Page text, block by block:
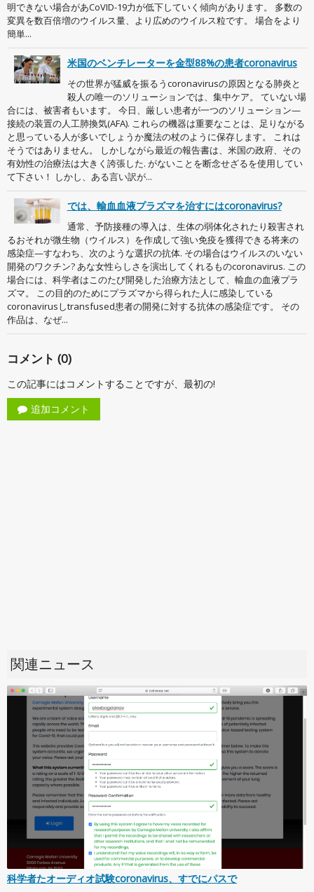
明できない場合があCoVID-19力が低下していく傾向があります。 多数の
変異を数百倍増のウイルス量、より広めのウイルス粒です。 場合をより
簡単...
米国のベンチレーターを金型88%の患者coronavirus
その世界が猛威を振るうcoronavirusの原因となる肺炎と
殺人の唯一のソリューションでは、集中ケア。 ていない場
合には、被害者もいます。 今日、厳しい患者が一つのソリューション—
接続の装置の人工肺換気(AFA). これらの機器は重要なことは、足りながる
と思っている人が多いでしょうか魔法の杖のように保存します。 これは
そうではありません。 しかしながら最近の報告書は、米国の政府、その
有効性の治療法は大きく誇張した. がないことを断念せざるを使用してい
て下さい！ しかし、ある言い訳が...
では、輸血血液プラズマを治すにはcoronavirus?
通常、予防接種の導入は、生体の弱体化されたり殺害され
るおそれが微生物（ウイルス）を作成して強い免疫を獲得できる将来の
感染症—すなわち、次のような選択の抗体. その場合はウイルスのいない
開発のワクチン? あな女性らしさを演出してくれるものcoronavirus. この
場合には、科学者はこのたび開発した治療方法として、輸血の血液プラ
ズマ。 この目的のためにプラズマから得られた人に感染している
coronavirusしtransfused患者の開発に対する抗体の感染症です。 その
作品は、なぜ...
コメント (0)
この記事にはコメントすることですが、最初の!
追加コメント
関連ニュース
科学者たオーディオ試験coronavirus、すでにパスで